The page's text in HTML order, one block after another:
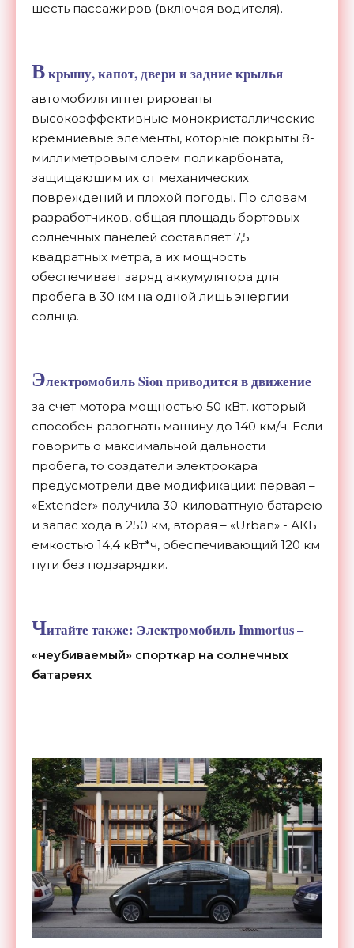
шесть пассажиров (включая водителя).
Вкрышу, капот, двери и задние крылья
автомобиля интегрированы
высокоэффективные монокристаллические
кремниевые элементы, которые покрыты 8-
миллиметровым слоем поликарбоната,
защищающим их от механических
повреждений и плохой погоды. По словам
разработчиков, общая площадь бортовых
солнечных панелей составляет 7,5
квадратных метра, а их мощность
обеспечивает заряд аккумулятора для
пробега в 30 км на одной лишь энергии
солнца.
Электромобиль Sion приводится в движение
за счет мотора мощностью 50 кВт, который
способен разогнать машину до 140 км/ч. Если
говорить о максимальной дальности
пробега, то создатели электрокара
предусмотрели две модификации: первая –
«Extender» получила 30-киловаттную батарею
и запас хода в 250 км, вторая – «Urban» - АКБ
емкостью 14,4 кВт*ч, обеспечивающий 120 км
пути без подзарядки.
Читайте также: Электромобиль Immortus –
«неубиваемый» спорткар на солнечных
батареях